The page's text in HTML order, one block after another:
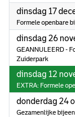
dinsdag 17
Formele openbare
dinsdag 26
GEANNULEERD -
Zuiderpark
dinsdag 12
EXTRA: Formele
donderdag 24
Gezamenlijke